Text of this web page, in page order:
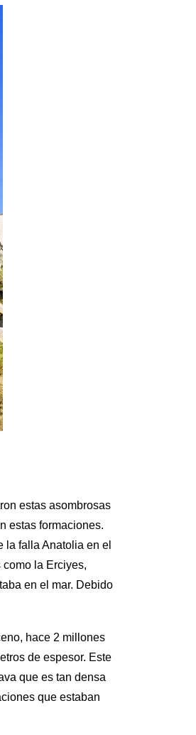
estas asombrosas
estas formaciones.
la falla Anatolia en el
la Erciyes,
en el mar. Debido
hace 2 millones
de espesor. Este
que es tan densa
que estaban